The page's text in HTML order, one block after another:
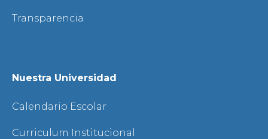
Transparencia
Nuestra Universidad
Calendario Escolar
Curriculum Institucional